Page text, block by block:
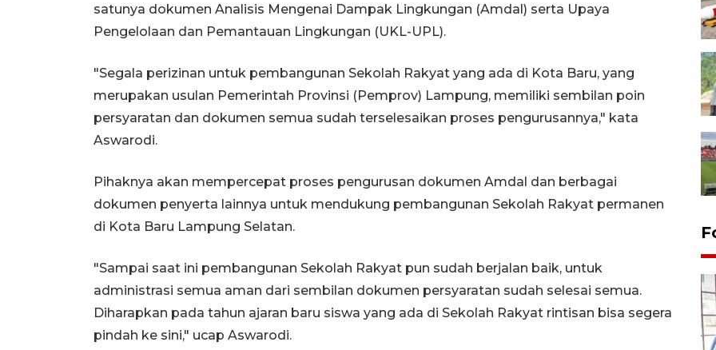
satunya dokumen Analisis Mengenai Dampak Lingkungan (Amdal) serta Upaya
Pengelolaan dan Pemantauan Lingkungan (UKL-UPL).
"Segala perizinan untuk pembangunan Sekolah Rakyat yang ada di Kota Baru, yang
merupakan usulan Pemerintah Provinsi (Pemprov) Lampung, memiliki sembilan poin
persyaratan dan dokumen semua sudah terselesaikan proses pengurusannya," kata
Aswarodi.
Pihaknya akan mempercepat proses pengurusan dokumen Amdal dan berbagai
dokumen penyerta lainnya untuk mendukung pembangunan Sekolah Rakyat permanen
di Kota Baru Lampung Selatan.
"Sampai saat ini pembangunan Sekolah Rakyat pun sudah berjalan baik, untuk
administrasi semua aman dari sembilan dokumen persyaratan sudah selesai semua.
Diharapkan pada tahun ajaran baru siswa yang ada di Sekolah Rakyat rintisan bisa segera
pindah ke sini," ucap Aswarodi.